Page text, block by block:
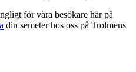
för våra besökare här på
din semeter hos oss på Trolmens